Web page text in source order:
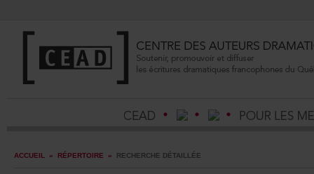
ACCUEIL » RÉPERTOIRE » RECHERCHEDÉTAILLÉE